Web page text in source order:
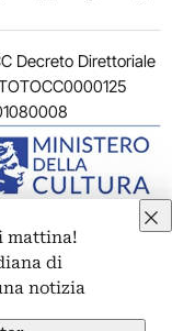
Decreto Direttoriale
Emanuele II, 287 –
personali
287 – 00186 Roma
mattina!
di
notizia